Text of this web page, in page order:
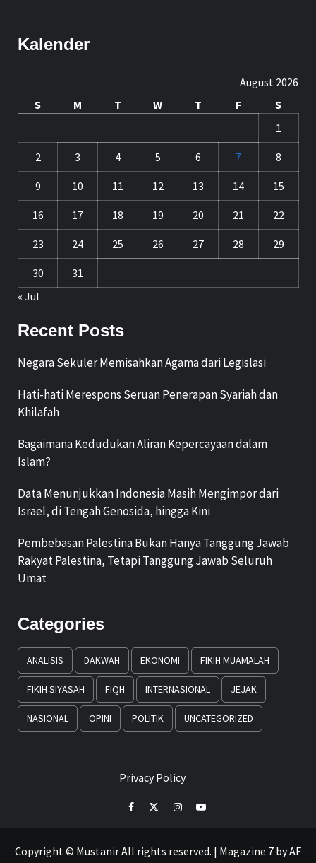
Kalender
August 2026
S
M T W T F
S
1
2 3 4 5 6 7 8
9 10 11 12 13 14 15
16 17 18 19 20 21 22
23 24 25 26 27 28 29
30
31
« Jul
Recent Posts
Negara Sekuler Memisahkan Agama dari Legislasi
Hati-hati Merespons Seruan Penerapan Syariah dan
Khilafah
Bagaimana Kedudukan Aliran Kepercayaan dalam
Islam?
Data Menunjukkan Indonesia Masih Mengimpor dari
Israel, di Tengah Genosida, hingga Kini
Pembebasan Palestina Bukan Hanya Tanggung Jawab
Rakyat Palestina, Tetapi Tanggung Jawab Seluruh
Umat
Categories
ANALISIS DAKWAH EKONOMI FIKIH MUAMALAH
FIKIH SIYASAH FIQH INTERNASIONAL JEJAK
NASIONAL OPINI POLITIK UNCATEGORIZED
Privacy Policy
FacebookTwitterInstagramYoutube
Copyright © Mustanir All rights reserved. | Magazine 7 by AF